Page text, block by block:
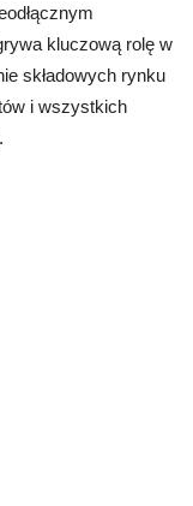
kluczową rolę w
składowych rynku
i wszystkich